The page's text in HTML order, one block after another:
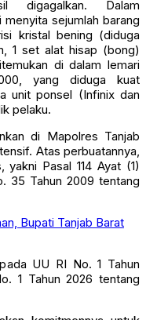
digagalkan. Dalam
sejumlah barang
kristal bening (diduga
1 set alat hisap (bong)
di dalam lemari
yang diduga kuat
unit ponsel (Infinix dan
pelaku.
di Mapolres Tanjab
Atas perbuatannya,
Pasal 114 Ayat (1)
35 Tahun 2009 tentang
Bupati Tanjab Barat
UU RI No. 1 Tahun
1 Tahun 2026 tentang